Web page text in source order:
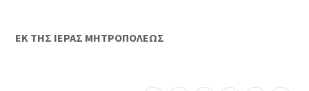
ΕΚ ΤΗΣ ΙΕΡΑΣ ΜΗΤΡΟΠΟΛΕΩΣ